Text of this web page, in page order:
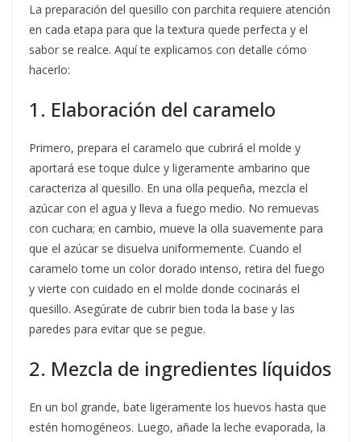
La preparación del quesillo con parchita requiere atención
en cada etapa para que la textura quede perfecta y el
sabor se realce. Aquí te explicamos con detalle cómo
hacerlo:
1. Elaboración del caramelo
Primero, prepara el caramelo que cubrirá el molde y
aportará ese toque dulce y ligeramente ambarino que
caracteriza al quesillo. En una olla pequeña, mezcla el
azúcar con el agua y lleva a fuego medio. No remuevas
con cuchara; en cambio, mueve la olla suavemente para
que el azúcar se disuelva uniformemente. Cuando el
caramelo tome un color dorado intenso, retira del fuego
y vierte con cuidado en el molde donde cocinarás el
quesillo. Asegúrate de cubrir bien toda la base y las
paredes para evitar que se pegue.
2. Mezcla de ingredientes líquidos
En un bol grande, bate ligeramente los huevos hasta que
estén homogéneos. Luego, añade la leche evaporada, la